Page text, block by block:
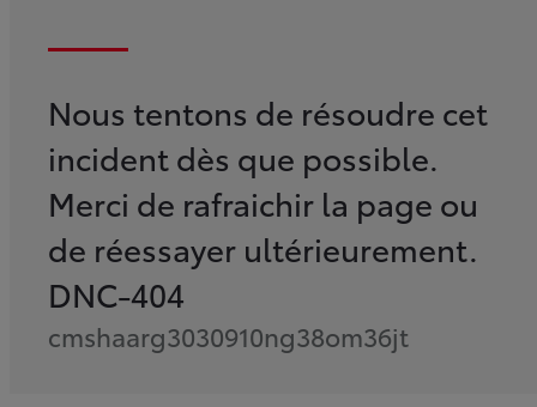
Nous tentons de résoudre cet
incident dès que possible.
Merci de rafraichir la page ou
de réessayer ultérieurement.
DNC-404
cmshaarg3030910ng38om36jt